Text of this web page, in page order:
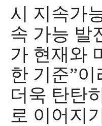
시 지속가
속 가능 발
가 현재와
한 기준”이
더욱 탄탄
로 이어지